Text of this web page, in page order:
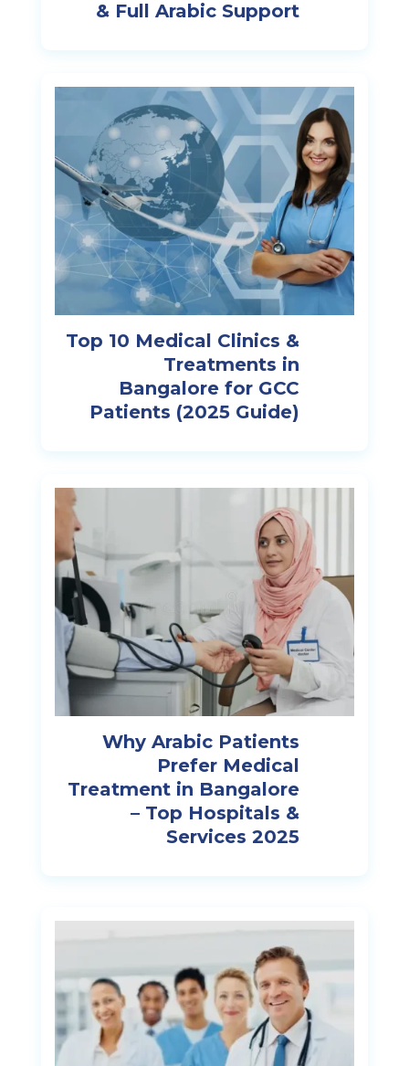
& Full Arabic Support
Top 10 Medical Clinics &
Treatments in
Bangalore for GCC
Patients (2025 Guide)
Why Arabic Patients
Prefer Medical
Treatment in Bangalore
– Top Hospitals &
Services 2025